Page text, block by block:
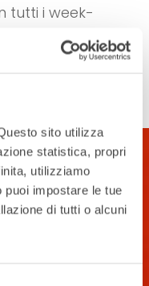
sito utilizza
statistica, propri
utilizziamo
impostare le tue
di tutti o alcuni
tutti i week-
Cerca